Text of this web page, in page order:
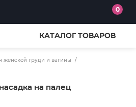
0
КАТАЛОГ ТОВАРОВ
женской груди и вагины
на палец